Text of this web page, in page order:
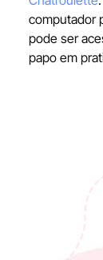
computador
pode ser
papo em